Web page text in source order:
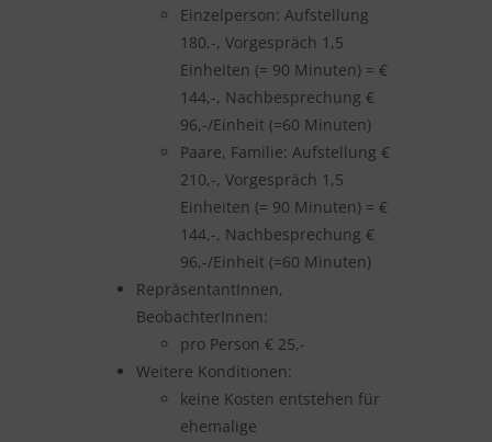
Einzelperson: Aufstellung
180,-, Vorgespräch 1,5
Einheiten (= 90 Minuten) = €
144,-, Nachbesprechung €
96,-/Einheit (=60 Minuten)
Paare, Familie: Aufstellung €
210,-, Vorgespräch 1,5
Einheiten (= 90 Minuten) = €
144,-, Nachbesprechung €
96,-/Einheit (=60 Minuten)
RepräsentantInnen,
BeobachterInnen:
pro Person € 25,-
Weitere Konditionen:
keine Kosten entstehen für
ehemalige